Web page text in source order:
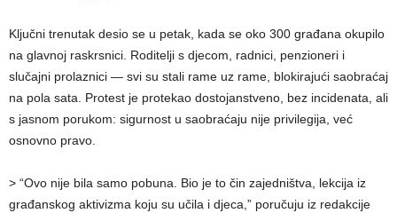
Ključni trenutak desio se u petak, kada se oko 300 građana okupilo
na glavnoj raskrsnici. Roditelji s djecom, radnici, penzioneri i
slučajni prolaznici — svi su stali rame uz rame, blokirajući saobraćaj
na pola sata. Protest je protekao dostojanstveno, bez incidenata, ali
s jasnom porukom: sigurnost u saobraćaju nije privilegija, već
osnovno pravo.
> “Ovo nije bila samo pobuna. Bio je to čin zajedništva, lekcija iz
građanskog aktivizma koju su učila i djeca,” poručuju iz redakcije